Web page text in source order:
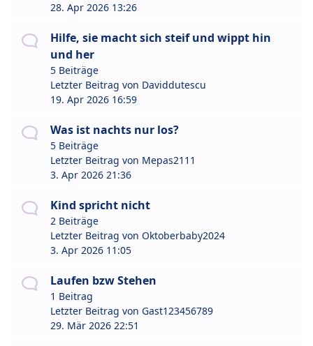
28. Apr 2026 13:26
Hilfe, sie macht sich steif und wippt hin
und her
5 Beiträge
Letzter Beitrag von Daviddutescu
19. Apr 2026 16:59
Was ist nachts nur los?
5 Beiträge
Letzter Beitrag von Mepas2111
3. Apr 2026 21:36
Kind spricht nicht
2 Beiträge
Letzter Beitrag von Oktoberbaby2024
3. Apr 2026 11:05
Laufen bzw Stehen
1 Beitrag
Letzter Beitrag von Gast123456789
29. Mär 2026 22:51